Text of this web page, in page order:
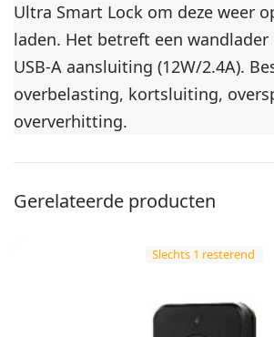
Ultra Smart Lock om deze weer
laden. Het betreft een wandlader
USB-A aansluiting (12W/2.4A).
overbelasting, kortsluiting,
oververhitting.
Gerelateerde producten
Slechts 1 resterend